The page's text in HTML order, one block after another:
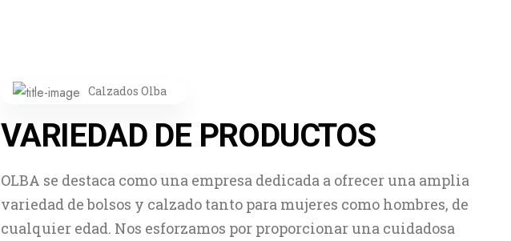
Calzados Olba
VARIEDAD DE PRODUCTOS
OLBA se destaca como una empresa dedicada a ofrecer una amplia
variedad de bolsos y calzado tanto para mujeres como hombres, de
cualquier edad. Nos esforzamos por proporcionar una cuidadosa